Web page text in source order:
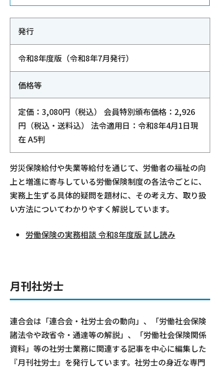
発行
令和8年度版（令和8年7月発行）
価格等
定価：3,080円（税込） 会員特別頒布価格：2,926
円（税込・送料込） 法令適用日：令和8年4月1日現
在 A5判
労災保険給付や失業等給付を通じて、労働者の福祉の向
上と増進に寄与している労働保険制度の各法令ごとに、
実務上生ずる具体的疑問を題材に、その考え方、取り扱
い方法についてわかりやすく解説しています。
労働保険の実務相談 令和8年度版 試し読み
月刊社労士
連合会は「連合会・社労士会の動向」、「労働社会保険
諸法令や政省令・通達等の解説」、「労働社会保険関係
資料」等の社労士業務に関連する記事を中心に編集した
『月刊社労士』を発行しています。社労士の身近な専門